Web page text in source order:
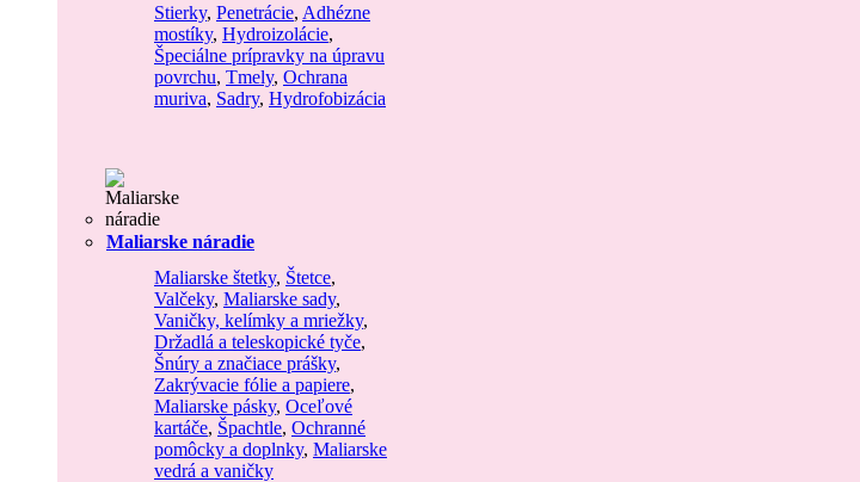
Stierky, Penetrácie, Adhézne
mostíky, Hydroizolácie,
Špeciálne prípravky na úpravu
povrchu, Tmely, Ochrana
muriva, Sadry, Hydrofobizácia
Maliarske náradie
Maliarske štetky, Štetce,
Valčeky, Maliarske sady,
Vaničky, kelímky a mriežky,
Držadlá a teleskopické tyče,
Šnúry a značiace prášky,
Zakrývacie fólie a papiere,
Maliarske pásky, Oceľové
kartáče, Špachtle, Ochranné
pomôcky a doplnky, Maliarske
vedrá a vaničky